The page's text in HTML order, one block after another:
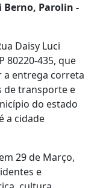
Berno, Parolin -
Daisy Luci
80220-435, que
a entrega correta
de transporte e
do estado
a cidade
29 de Março,
e